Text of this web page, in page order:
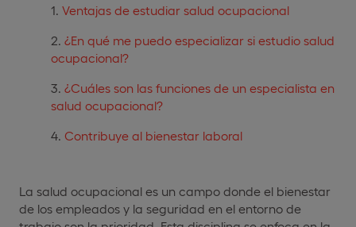
Ventajas de estudiar salud ocupacional
¿En qué me puedo especializar si estudio salud
ocupacional?
¿Cuáles son las funciones de un especialista en
salud ocupacional?
Contribuye al bienestar laboral
La salud ocupacional es un campo donde el bienestar
de los empleados y la seguridad en el entorno de